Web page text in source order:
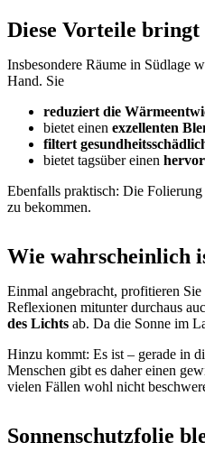
Diese Vorteile bringt
Insbesondere Räume in Südlage
Hand. Sie
reduziert die
bietet einen exzellenten
filtert
bietet tagsüber einen
Ebenfalls praktisch: Die
zu bekommen.
Wie wahrscheinlich
Einmal angebracht, profitieren
Reflexionen mitunter durchaus
des Lichts ab. Da die Sonne im
Hinzu kommt: Es ist – gerade in
Menschen gibt es daher einen
vielen Fällen wohl nicht
Sonnenschutzfolie